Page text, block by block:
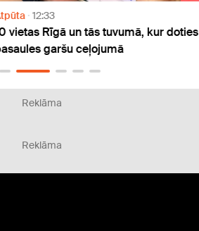
tās tuvumā, kur doties
ceļojumā
Jau
Reklāma
Reklāma